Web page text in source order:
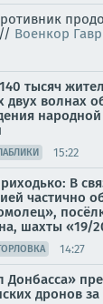
Военкор
тысяч
двух волнах
15:22
В
частично
шахты «19/
14:27
Донбасса»
дронов